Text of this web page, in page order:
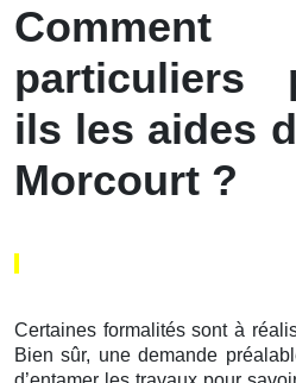
particuliers
ils les aides
Morcourt ?
Certaines formalités sont à
Bien sûr, une demande